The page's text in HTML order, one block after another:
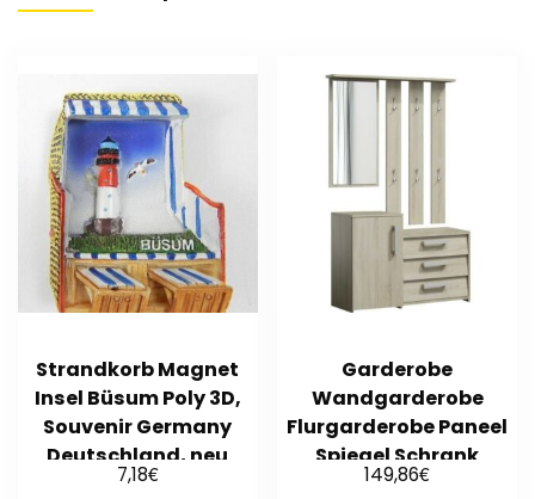
Strandkorb Magnet
Insel Büsum Poly 3D,
Souvenir Germany
Deutschland, neu
7,18€
Garderobe
Wandgarderobe
Flurgarderobe Paneel
Spiegel Schrank
Sonoma
149,86€